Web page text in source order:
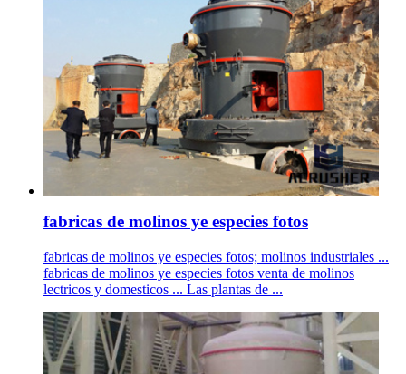
fabricas de molinos ye especies fotos
fabricas de molinos ye especies fotos; molinos industriales ...
fabricas de molinos ye especies fotos venta de molinos
lectricos y domesticos ... Las plantas de ...